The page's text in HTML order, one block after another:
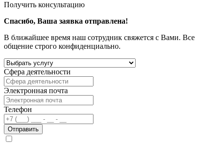
Получить консультацию
Спасибо, Ваша заявка отправлена!
В ближайшее время наш сотрудник свяжется с Вами. Все
общение строго конфиденциально.
Сфера деятельности
Электронная почта
Телефон
Отправить